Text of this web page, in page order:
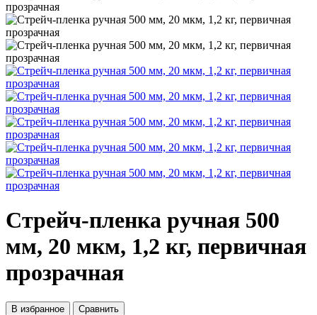
Стрейч-пленка ручная 500
мм, 20 мкм, 1,2 кг, первичная
прозрачная
В избранное Сравнить